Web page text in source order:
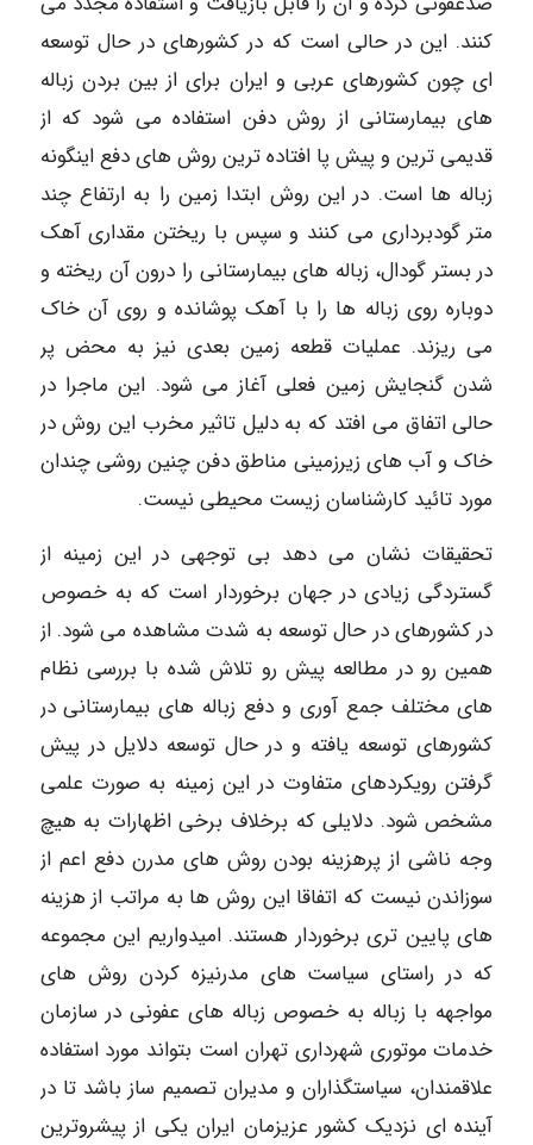
کنند. این در حالی است که در کشورهای در حال توسعه
ای چون کشورهای عربی و ایران برای از بین بردن زباله
های بیمارستانی از روش دفن استفاده می شود که از
قدیمی ترین و پیش پا افتاده ترین روش های دفع اینگونه
زباله ها است. در این روش ابتدا زمین را به ارتفاع چند
متر گودبرداری می کنند و سپس با ریختن مقداری آهک
در بستر گودال، زباله های بیمارستانی را درون آن ریخته و
دوباره روی زباله ها را با آهک پوشانده و روی آن خاک
می ریزند. عملیات قطعه زمین بعدی نیز به محض پر
شدن گنجایش زمین فعلی آغاز می شود. این ماجرا در
حالی اتفاق می افتد که به دلیل تاثیر مخرب این روش در
خاک و آب های زیرزمینی مناطق دفن چنین روشی چندان
مورد تائید کارشناسان زیست محیطی نیست.
تحقیقات نشان می دهد بی توجهی در این زمینه از
گستردگی زیادی در جهان برخوردار است که به خصوص
در کشورهای در حال توسعه به شدت مشاهده می شود. از
همین رو در مطالعه پیش رو تلاش شده با بررسی نظام
های مختلف جمع آوری و دفع زباله های بیمارستانی در
کشورهای توسعه یافته و در حال توسعه دلایل در پیش
گرفتن رویکردهای متفاوت در این زمینه به صورت علمی
مشخص شود. دلایلی که برخلاف برخی اظهارات به هیچ
وجه ناشی از پرهزینه بودن روش های مدرن دفع اعم از
سوزاندن نیست که اتفاقا این روش ها به مراتب از هزینه
های پایین تری برخوردار هستند. امیدواریم این مجموعه
که در راستای سیاست های مدرنیزه کردن روش های
مواجهه با زباله به خصوص زباله های عفونی در سازمان
خدمات موتوری شهرداری تهران است بتواند مورد استفاده
علاقمندان، سیاستگذاران و مدیران تصمیم ساز باشد تا در
آینده ای نزدیک کشور عزیزمان ایران یکی از پیشروترین